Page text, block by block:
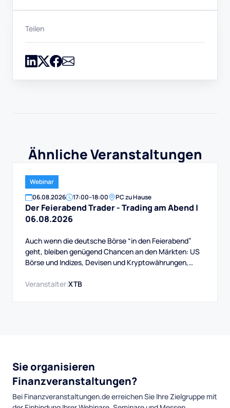
Teilen
Ähnliche Veranstaltungen
Webinar
06.08.2026 17:00–18:00 PC zu Hause
Der Feierabend Trader - Trading am Abend |
06.08.2026
Auch wenn die deutsche Börse “in den Feierabend”
geht, bleiben genügend Chancen an den Märkten: US
Börse und Indizes, Devisen und Kryptowährungen,
handeln über Wochen bis Monate, bietet immer gute
Veranstalter:XTB
Sie organisieren
Finanzveranstaltungen?
Bei Finanzveranstaltungen.de erreichen Sie Ihre Zielgruppe mit